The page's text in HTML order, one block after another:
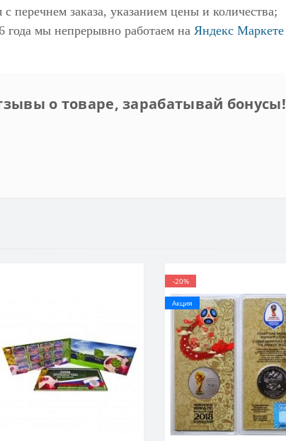
перечнем заказа, указанием цены и количества;
года мы непрерывно работаем на Яндекс Маркете
о товаре, зарабатывай бонусы!
-20%
Акция